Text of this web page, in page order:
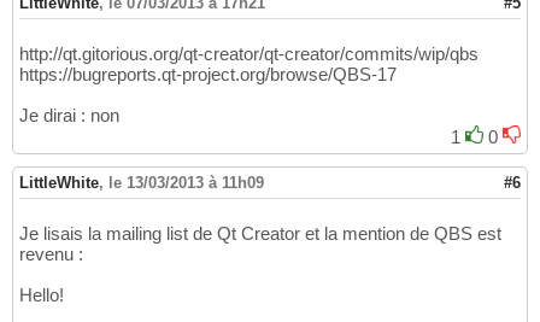
http://qt.gitorious.org/qt-creator/qt-creator/commits/wip/qbs
https://bugreports.qt-project.org/browse/QBS-17
Je dirai : non
1
0
LittleWhite, le 13/03/2013 à 11h09 #6
Je lisais la mailing list de Qt Creator et la mention de QBS est
revenu :
Hello!